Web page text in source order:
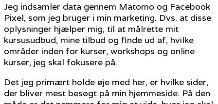
Jeg indsamler data gennem Matomo og Facebook
Pixel, som jeg bruger i min marketing. Dvs. at disse
oplysninger hjælper mig, til at målrette mit
kursusudbud, mine tilbud og finde ud af, hvilke
områder inden for kurser, workshops og online
kurser, jeg skal fokusere på.
Det jeg primært holde øje med her, er hvilke sider,
der bliver mest besøgt på min hjemmeside. På den